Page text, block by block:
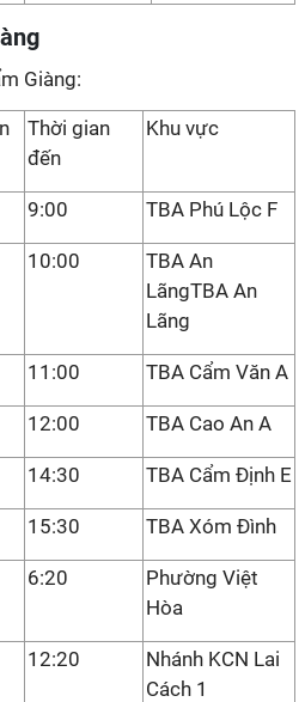
Giàng:
Thời gian
đến
Khu vực
9:00 TBA Phú Lộc F
10:00
TBA An
LãngTBA An
Lãng
11:00 TBA Cẩm Văn A
12:00 TBA Cao An A
14:30 TBA Cẩm Định E
15:30 TBA Xóm Đình
6:20
Phường Việt
Hòa
12:20
Nhánh KCN Lai
Cách 1